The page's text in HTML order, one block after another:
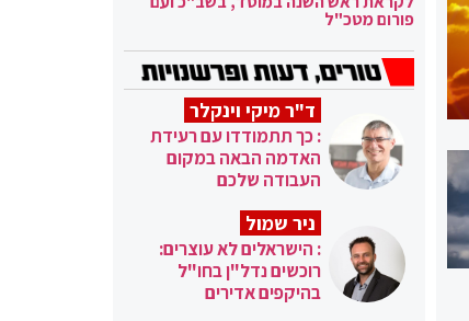
פורום מטכ"ל
ד"ר מיקי וינקלר
: כך תתמודדו עם רעידת
האדמה הבאה במקום
העבודה שלכם
ניר שמול
: הישראלים לא עוצרים:
רוכשים נדל"ן בחו"ל
בהיקפים אדירים